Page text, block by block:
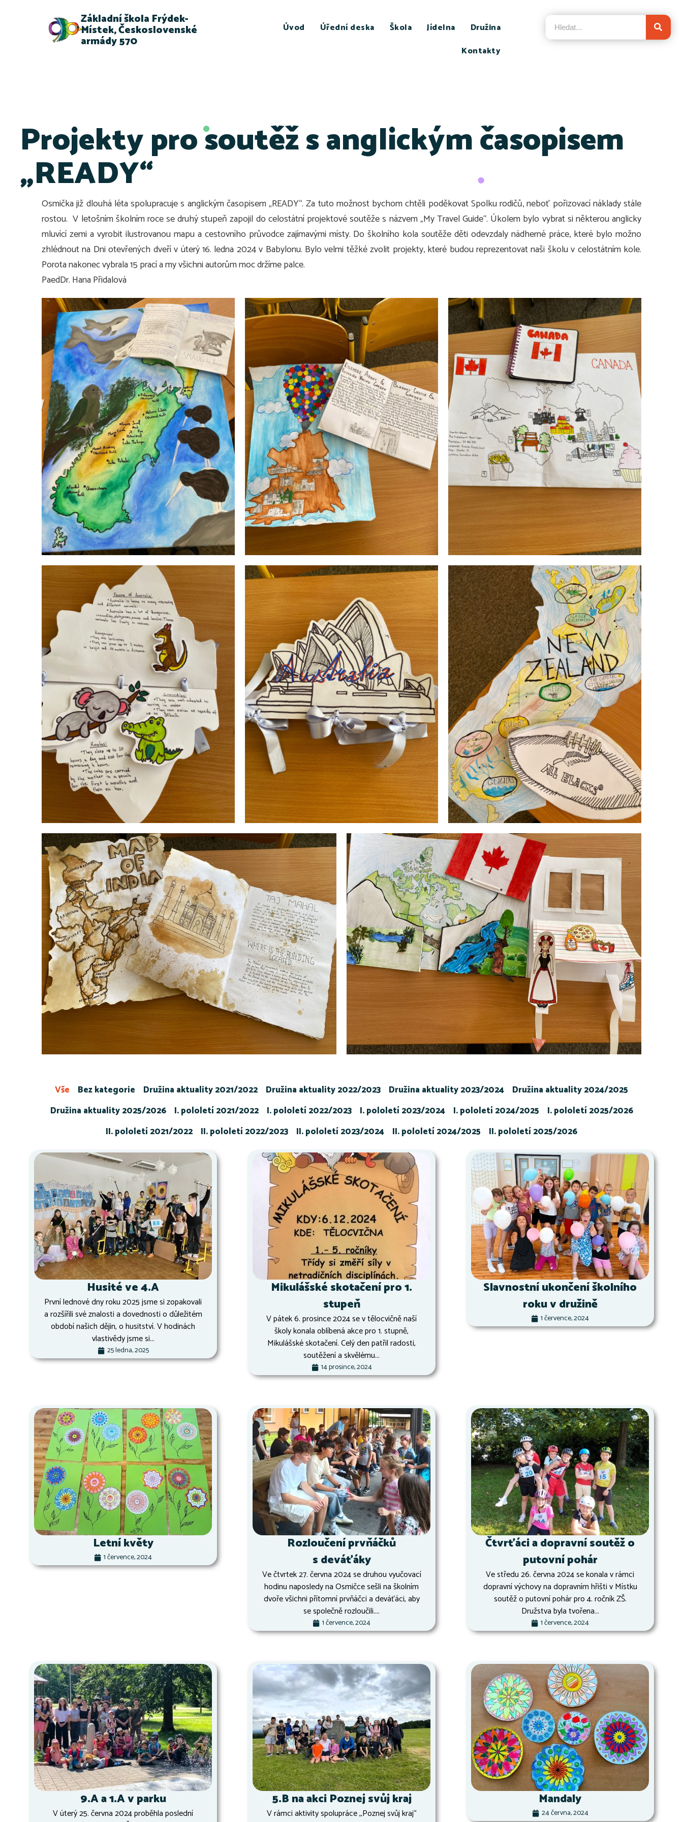
Základní škola Frýdek-
Místek, Československé
armády 570
Úvod Úřední deska Škola Jídelna
Družina
Kontakty
Projekty pro soutěž s anglickým časopisem
„READY“
Osmička již dlouhá léta spolupracuje s anglickým časopisem „READY“. Za tuto možnost bychom chtěli poděkovat Spolku rodičů, neboť pořizovací náklady stále
rostou. V letošním školním roce se druhý stupeň zapojil do celostátní projektové soutěže s názvem „My Travel Guide“. Úkolem bylo vybrat si některou anglicky
mluvící zemi a vyrobit ilustrovanou mapu a cestovního průvodce zajímavými místy. Do školního kola soutěže děti odevzdaly nádherné práce, které bylo možno
zhlédnout na Dni otevřených dveří v úterý 16. ledna 2024 v Babylonu. Bylo velmi těžké zvolit projekty, které budou reprezentovat naši školu v celostátním kole.
Porota nakonec vybrala 15 prací a my všichni autorům moc držíme palce.
PaedDr. Hana Přidalová
Bez kategorie Družina aktuality 2021/2022 Družina aktuality 2022/2023 Družina aktuality 2023/2024
Družina aktuality 2024/2025
Družina aktuality 2025/2026
I. pololetí 2021/2022 I. pololetí 2022/2023 I. pololetí 2023/2024 I. pololetí 2024/2025
I. pololetí 2025/2026
II. pololetí 2021/2022
II. pololetí 2022/2023 II. pololetí 2023/2024 II. pololetí 2024/2025 II. pololetí 2025/2026
Vše
Husité ve 4.A
První lednové dny roku 2025 jsme si zopakovali
a rozšířili své znalosti a dovednosti o důležitém
období našich dějin, o husitství. V hodinách
vlastivědy jsme si...
25 ledna, 2025
Mikulášské skotačení pro 1.
stupeň
V pátek 6. prosince 2024 se v tělocvičně naší
školy konala oblíbená akce pro 1. stupně,
Mikulášské skotačení. Celý den patřil radosti,
soutěžení a skvělému...
14 prosince, 2024
Slavnostní ukončení školního
roku v družině
1 července, 2024
Letní květy
1 července, 2024
Rozloučení prvňáčků
s deváťáky
Ve čtvrtek 27. června 2024 se druhou vyučovací
hodinu naposledy na Osmičce sešli na školním
dvoře všichni přítomní prvňáčci a deváťáci, aby
se společně rozloučili....
1 července, 2024
Čtvrťáci a dopravní soutěž o
putovní pohár
Ve středu 26. června 2024 se konala v rámci
dopravní výchovy na dopravním hřišti v Místku
soutěž o putovní pohár pro 4. ročník ZŠ.
Družstva byla tvořena...
1 července, 2024
9.A a 1.A v parku
V úterý 25. června 2024 proběhla poslední
5.B na akci Poznej svůj kraj
V rámci aktivity spolupráce ,,Poznej svůj kraj“
Mandaly
24 června, 2024